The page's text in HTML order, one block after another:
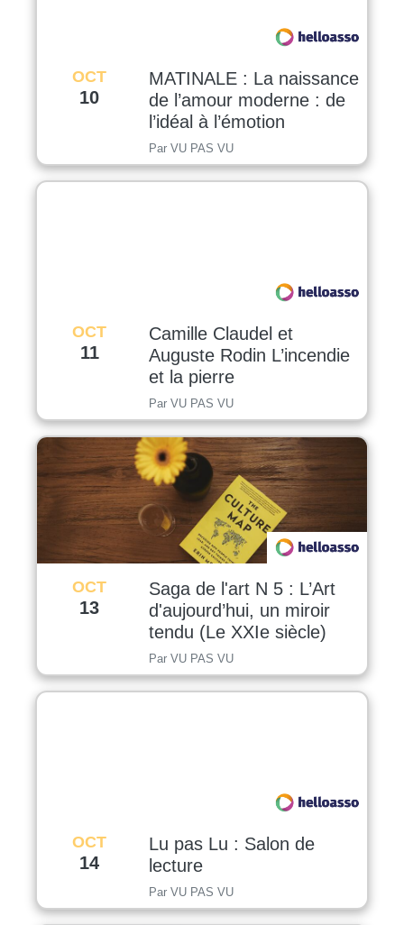
OCT
10
MATINALE : La naissance
de l’amour moderne : de
l’idéal à l’émotion
Par VU PAS VU
OCT
11
Camille Claudel et
Auguste Rodin L’incendie
et la pierre
Par VU PAS VU
OCT
13
Saga de l'art N 5 : L’Art
d'aujourd’hui, un miroir
tendu (Le XXIe siècle)
Par VU PAS VU
OCT
14
Lu pas Lu : Salon de
lecture
Par VU PAS VU